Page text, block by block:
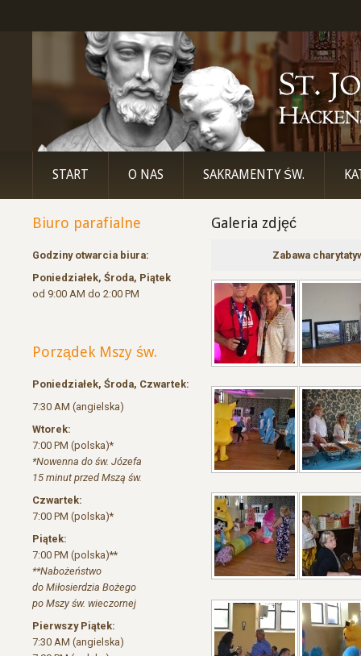
START O NAS SAKRAMENTY ŚW.
Biuro parafialne
Godziny otwarcia biura:
Poniedziałek, Środa, Piątek
od 9:00 AM do 2:00 PM
Porządek Mszy św.
Poniedziałek, Środa, Czwartek:
7:30 AM (angielska)
Wtorek:
7:00 PM (polska)*
*Nowenna do św. Józefa
15 minut przed Mszą św.
Czwartek:
7:00 PM (polska)*
Piątek:
7:00 PM (polska)**
**Nabożeństwo
do Miłosierdzia Bożego
po Mszy św. wieczornej
Pierwszy Piątek:
7:30 AM (angielska)
Galeria zdjęć
Zabawa